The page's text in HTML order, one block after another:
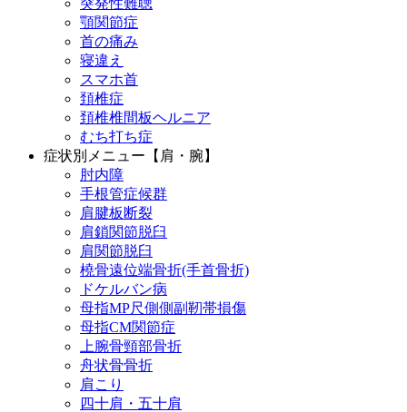
突発性難聴
顎関節症
首の痛み
寝違え
スマホ首
頚椎症
頚椎椎間板ヘルニア
むち打ち症
症状別メニュー【肩・腕】
肘内障
手根管症候群
肩腱板断裂
肩鎖関節脱臼
肩関節脱臼
橈骨遠位端骨折(手首骨折)
ドケルバン病
母指MP尺側側副靭帯損傷
母指CM関節症
上腕骨頸部骨折
舟状骨骨折
肩こり
四十肩・五十肩